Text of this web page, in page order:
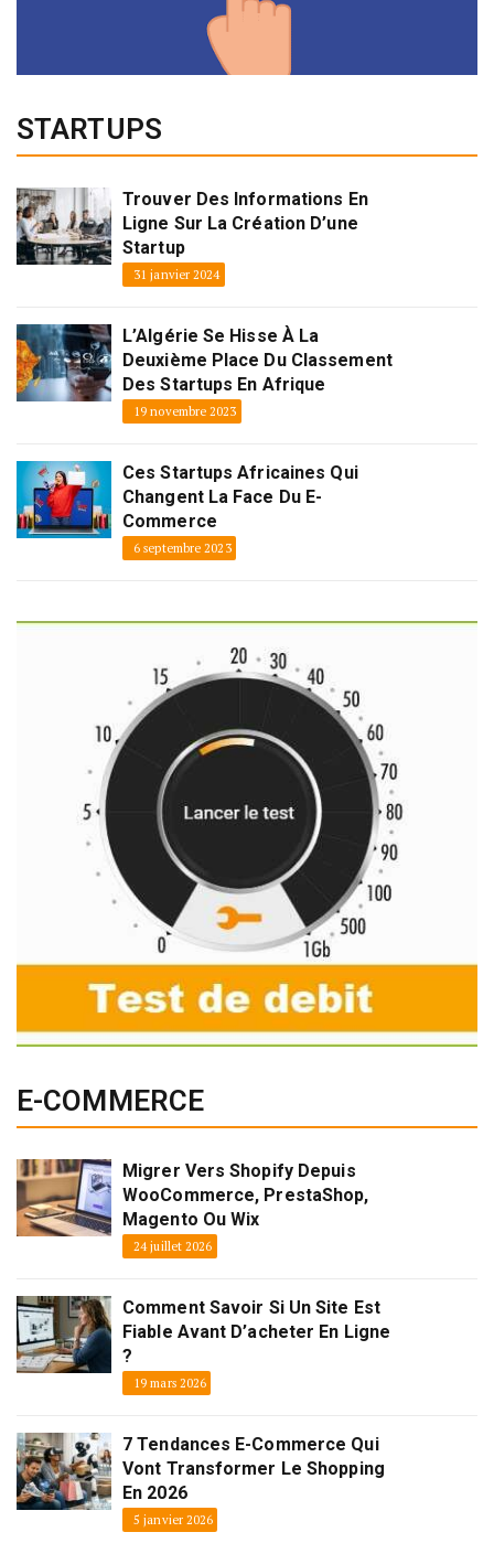
STARTUPS
Trouver Des Informations En
Ligne Sur La Création D’une
Startup
31 janvier 2024
L’Algérie Se Hisse À La
Deuxième Place Du Classement
Des Startups En Afrique
19 novembre 2023
Ces Startups Africaines Qui
Changent La Face Du E-
Commerce
6 septembre 2023
E-COMMERCE
Migrer Vers Shopify Depuis
WooCommerce, PrestaShop,
Magento Ou Wix
24 juillet 2026
Comment Savoir Si Un Site Est
Fiable Avant D’acheter En Ligne
?
19 mars 2026
7 Tendances E-Commerce Qui
Vont Transformer Le Shopping
En 2026
5 janvier 2026